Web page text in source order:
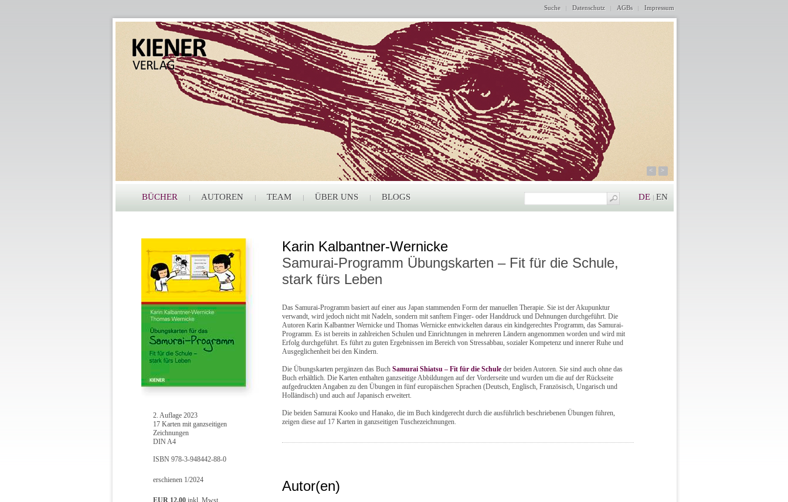
Suche Datenschutz AGBs Impressum
< >
BÜCHER AUTOREN TEAM ÜBER UNS BLOGS DE EN
2. Auflage 2023
17 Karten mit ganzseitigen
Zeichnungen
DIN A4
ISBN 978-3-948442-88-0
erschienen 1/2024
EUR 12,00inkl. Mwst.
Karin Kalbantner-Wernicke
Samurai-Programm Übungskarten – Fit für die Schule,
stark fürs Leben
Das Samurai-Programm basiert auf einer aus Japan stammenden Form der manuellen Therapie. Sie ist der Akupunktur
verwandt, wird jedoch nicht mit Nadeln, sondern mit sanftem Finger- oder Handdruck und Dehnungen durchgeführt. Die
Autoren Karin Kalbantner Wernicke und Thomas Wernicke entwickelten daraus ein kindgerechtes Programm, das Samurai-
Programm. Es ist bereits in zahlreichen Schulen und Einrichtungen in mehreren Ländern angenommen worden und wird mit
Erfolg durchgeführt. Es führt zu guten Ergebnissen im Bereich von Stressabbau, sozialer Kompetenz und innerer Ruhe und
Ausgeglichenheit bei den Kindern.
Die Übungskarten pergänzen das Buch Samurai Shiatsu– Fit für die Schule der beiden Autoren. Sie sind auch ohne das
Buch erhältlich. Die Karten enthalten ganzseitige Abbildungen auf der Vorderseite und wurden um die auf der Rückseite
aufgedruckten Angaben zu den Übungen in fünf europäischen Sprachen (Deutsch, Englisch, Französisch, Ungarisch und
Holländisch) und auch auf Japanisch erweitert.
Die beiden Samurai Kooko und Hanako, die im Buch kindgerecht durch die ausführlich beschriebenen Übungen führen,
zeigen diese auf 17 Karten in ganzseitigen Tuschezeichnungen.
Autor(en)